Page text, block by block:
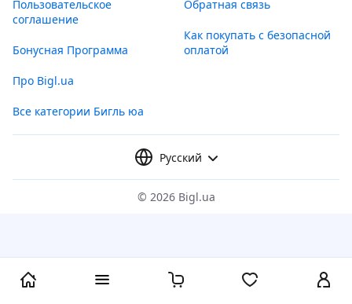
Пользовательское
соглашение
Бонусная Программа
Про Bigl.ua
Все категории Бигль юа
Обратная связь
Как покупать с безопасной
оплатой
Русский
© 2026 Bigl.ua